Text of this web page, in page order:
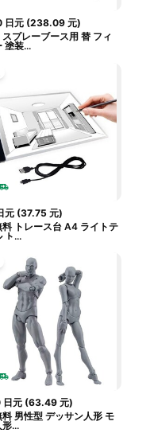
日元 (238.09 元)
プレーブース用 替 フィ
塗装...
元 (37.75 元)
料 トレース台 A4 ライトテ
ト...
日元 (63.49 元)
男性型 デッサン人形 モ
...